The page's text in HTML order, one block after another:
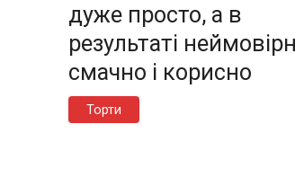
дуже просто, а в
результаті
смачно і корисно
Торти